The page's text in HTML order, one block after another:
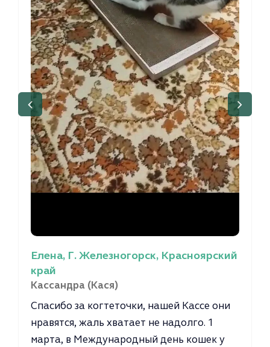
Елена, Г. Железногорск, Красноярский
край
Кассандра (Кася)
Спасибо за когтеточки, нашей Кассе они
нравятся, жаль хватает не надолго. 1
марта, в Международный день кошек у